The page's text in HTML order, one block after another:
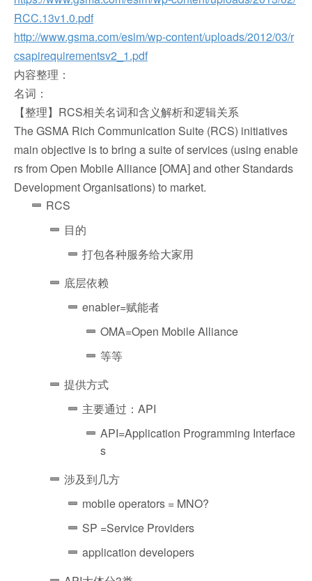
RCC.13v1.0.pdf
http://www.gsma.com/esim/wp-content/uploads/2012/03/r
csapirequirementsv2_1.pdf
内容整理：
名词：
【整理】RCS相关名词和含义解析和逻辑关系
The GSMA Rich Communication Suite (RCS) initiatives
main objective is to bring a suite of services (using enable
rs from Open Mobile Alliance [OMA] and other Standards
Development Organisations) to market.
RCS
目的
打包各种服务给大家用
底层依赖
enabler=赋能者
OMA=Open Mobile Alliance
等等
提供方式
主要通过：API
API=Application Programming Interface
s
涉及到几方
mobile operators = MNO?
SP =Service Providers
application developers